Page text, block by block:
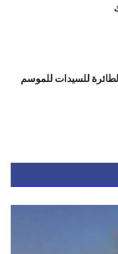
للسيدات للموسم